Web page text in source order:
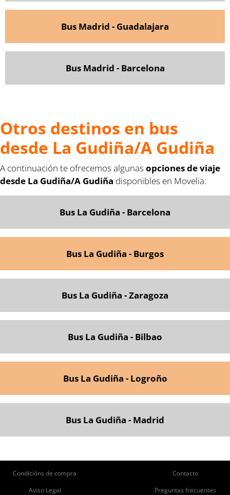
Bus Madrid - Guadalajara
Bus Madrid - Barcelona
Otros destinos en bus
desde La Gudiña/A Gudiña
A continuación te ofrecemos algunasopciones de viaje
desde La Gudiña/A Gudiña disponibles en Movelia:
Bus La Gudiña - Barcelona
Bus La Gudiña - Burgos
Bus La Gudiña - Zaragoza
Bus La Gudiña - Bilbao
Bus La Gudiña - Logroño
Bus La Gudiña - Madrid
Condicións de compra
Aviso Legal
Contacto
Preguntas frecuentes